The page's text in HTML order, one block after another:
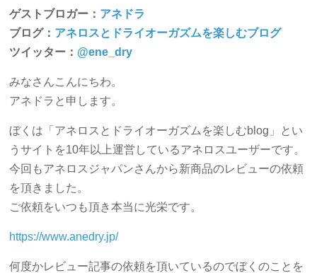
ゲストブロガー： アネドラ
ブログ： アネロスとドライオーガズムを楽しむブログ
ツイッター： @ene_dry
みなさんこんにちわ。
アネドラと申します。
ぼくは「アネロスとドライオーガズムを楽しむblog」とい
うサイトを10年以上運営しているアネロスユーザーです。
今回もアネロスジャパンさんから新商品のレビューの依頼
を頂きました。
ご依頼をいつも頂き本当に光栄です。
https://www.anedry.jp/
何度かレビュー記事の依頼を頂いているのでぼくのことを